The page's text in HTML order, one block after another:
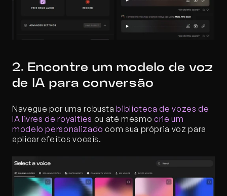
2. Encontre um modelo de voz
de IA para conversão
Navegue por uma robusta biblioteca de vozes de
IA livres de royalties ou até mesmo crie um
modelo personalizado com sua própria voz para
aplicar efeitos vocais.